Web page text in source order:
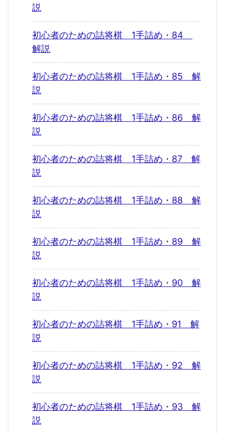
説
初心者のための詰将棋 1手詰め・84
解説
初心者のための詰将棋 1手詰め・85 解
説
初心者のための詰将棋 1手詰め・86 解
説
初心者のための詰将棋 1手詰め・87 解
説
初心者のための詰将棋 1手詰め・88 解
説
初心者のための詰将棋 1手詰め・89 解
説
初心者のための詰将棋 1手詰め・90 解
説
初心者のための詰将棋 1手詰め・91 解
説
初心者のための詰将棋 1手詰め・92 解
説
初心者のための詰将棋 1手詰め・93 解
説